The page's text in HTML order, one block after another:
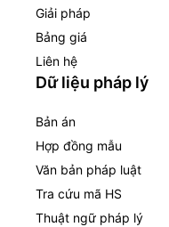
Giải pháp
Bảng giá
Liên hệ
Dữ liệu pháp lý
Bản án
Hợp đồng mẫu
Văn bản pháp luật
Tra cứu mã HS
Thuật ngữ pháp lý